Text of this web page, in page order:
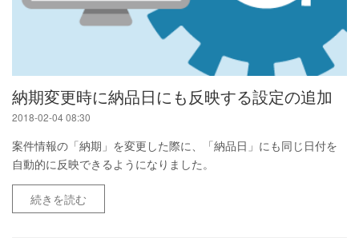
納期変更時に納品日にも反映する設定の追加
2018-02-04 08:30
案件情報の「納期」を変更した際に、「納品日」にも同じ日付を
自動的に反映できるようになりました。
続きを読む